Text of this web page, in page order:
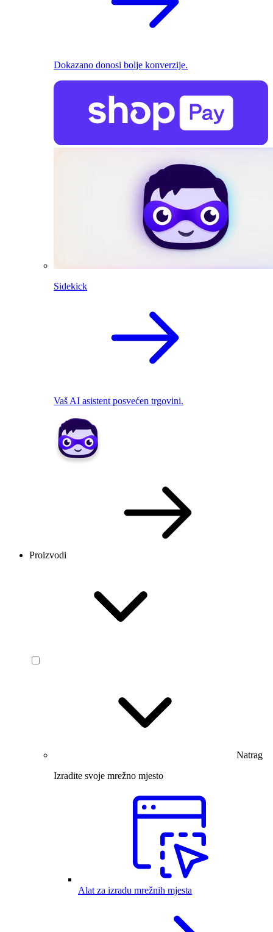
Dokazano donosi bolje konverzije.
Sidekick
Vaš AI asistent posvećen trgovini.
Proizvodi
Natrag
Izradite svoje mrežno mjesto
Alat za izradu mrežnih mjesta